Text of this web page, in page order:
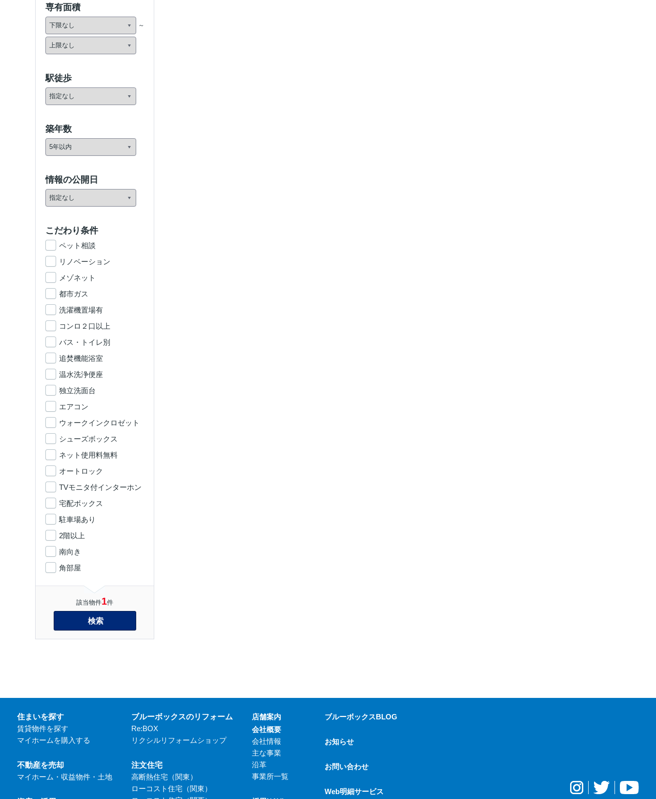
専有面積
駅徒歩
築年数
情報の公開日
こだわり条件
ペット相談
リノベーション
メゾネット
都市ガス
洗濯機置場有
コンロ２口以上
バス・トイレ別
追焚機能浴室
温水洗浄便座
独立洗面台
エアコン
ウォークインクロゼット
シューズボックス
ネット使用料無料
オートロック
TVモニタ付インターホン
宅配ボックス
駐車場あり
2階以上
南向き
角部屋
該当物件1件
検索
住まいを探す
賃貸物件を探す
マイホームを購入する
不動産を売却
マイホーム・収益物件・土地
ブルーボックスのリフォーム
Re:BOX
リクシルリフォームショップ
注文住宅
高断熱住宅（関東）
ローコスト住宅（関東）
店舗案内
会社概要
会社情報
主な事業
沿革
事業所一覧
ブルーボックスBLOG
お知らせ
お問い合わせ
Web明細サービス